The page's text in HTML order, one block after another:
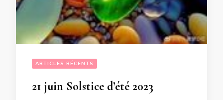
ARTICLES RÉCENTS
21 juin Solstice d’été 2023